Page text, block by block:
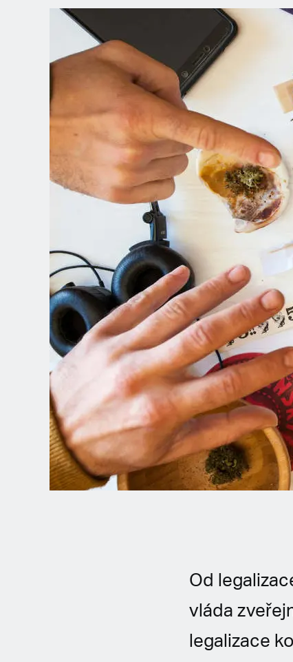
ZVOLTE SVOU
POZICI
Dutch
English (United Kingdom)
English (United States)
Spanish (Spain)
Spanish (Latin America)
German
French
Italian
Czech
Polish
Od
vláda
legalizace